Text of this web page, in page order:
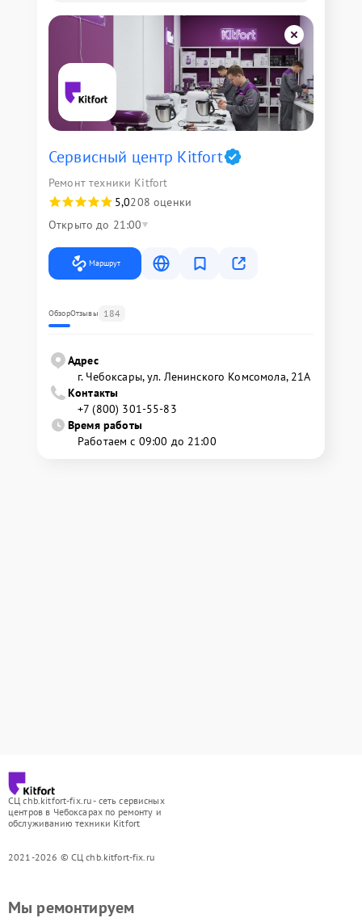
Сервисный центр Kitfort
Ремонт техники Kitfort
5,0208 оценки
Открыто до 21:00
Маршрут
ОбзорОтзывы 184
Адрес
г. Чебоксары, ул. Ленинского Комсомола, 21А
Контакты
+7 (800) 301-55-83
Время работы
Работаем с 09:00 до 21:00
СЦ chb.kitfort-fix.ru - сеть сервисных
центров в Чебоксарах по ремонту и
обслуживанию техники Kitfort
2021-2026 © СЦ chb.kitfort-fix.ru
Мы ремонтируем